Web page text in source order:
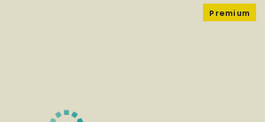
Premium